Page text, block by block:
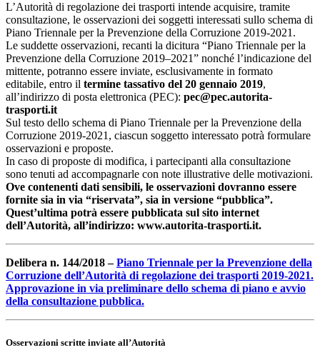
L’Autorità di regolazione dei trasporti intende acquisire, tramite
consultazione, le osservazioni dei soggetti interessati sullo schema di
Piano Triennale per la Prevenzione della Corruzione 2019-2021.
Le suddette osservazioni, recanti la dicitura “Piano Triennale per la
Prevenzione della Corruzione 2019–2021” nonché l’indicazione del
mittente, potranno essere inviate, esclusivamente in formato
editabile, entro il termine tassativo del 20 gennaio 2019,
all’indirizzo di posta elettronica (PEC): pec@pec.autorita-
trasporti.it
Sul testo dello schema di Piano Triennale per la Prevenzione della
Corruzione 2019-2021, ciascun soggetto interessato potrà formulare
osservazioni e proposte.
In caso di proposte di modifica, i partecipanti alla consultazione
sono tenuti ad accompagnarle con note illustrative delle motivazioni.
Ove contenenti dati sensibili, le osservazioni dovranno essere
fornite sia in via “riservata”, sia in versione “pubblica”.
Quest’ultima potrà essere pubblicata sul sito internet
dell’Autorità, all’indirizzo: www.autorita-trasporti.it.
Delibera n. 144/2018 –Piano Triennale per la Prevenzione della
Corruzione dell’Autorità di regolazione dei trasporti 2019-2021.
Approvazione in via preliminare dello schema di piano e avvio
della consultazione pubblica.
Osservazioni scritte inviate all’Autorità